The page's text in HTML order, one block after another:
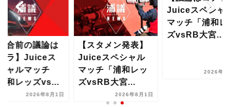
合前の議論は
ラ】Juiceス
ャルマッチ
和レッズvs...
2026年8月1日
【スタメン発表】
Juiceスペシャル
マッチ「浦和レッ
ズvsRB大宮...
2026年8月1日
Juiceスペシャ
マッチ「浦和レ
ズvsRB大宮...
2026年8